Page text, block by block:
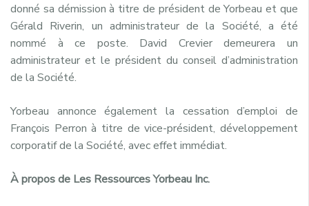
donné sa démission à titre de président de Yorbeau et que
Gérald Riverin, un administrateur de la Société, a été
nommé à ce poste. David Crevier demeurera un
administrateur et le président du conseil d’administration
de la Société.
Yorbeau annonce également la cessation d’emploi de
François Perron à titre de vice-président, développement
corporatif de la Société, avec effet immédiat.
À propos de Les Ressources Yorbeau Inc.